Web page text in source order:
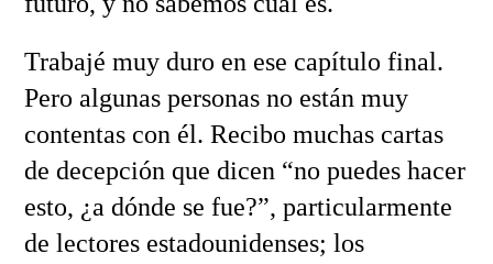
Trabajé muy duro en ese capítulo final.
Pero algunas personas no están muy
contentas con él. Recibo muchas cartas
de decepción que dicen “no puedes hacer
esto, ¿a dónde se fue?”, particularmente
de lectores estadounidenses; los